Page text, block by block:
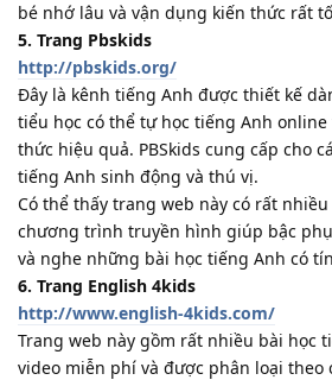
bé nhớ lâu và vận dụng kiến thức rất
5. Trang Pbskids
http://pbskids.org/
Đây là kênh tiếng Anh được thiết kế
tiểu học có thể tự học tiếng Anh
thức hiệu quả. PBSkids cung cấp cho
tiếng Anh sinh động và thú vị.
Có thể thấy trang web này có rất
chương trình truyền hình giúp bậc
và nghe những bài học tiếng Anh có
6. Trang English 4kids
http://www.english-4kids.com/
Trang web này gồm rất nhiều bài học
video miễn phí và được phân loại theo